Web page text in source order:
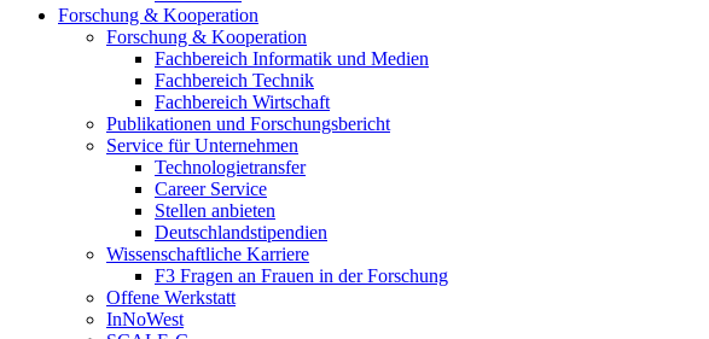
Forschung & Kooperation
Forschung & Kooperation
Fachbereich Informatik und Medien
Fachbereich Technik
Fachbereich Wirtschaft
Publikationen und Forschungsbericht
Service für Unternehmen
Technologietransfer
Career Service
Stellen anbieten
Deutschlandstipendien
Wissenschaftliche Karriere
F3 Fragen an Frauen in der Forschung
Offene Werkstatt
InNoWest